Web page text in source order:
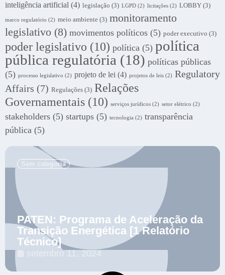
inteligência artificial (4) legislação (3) LGPD (2) licitações (2) LOBBY (3)
marco regulatório (2) meio ambiente (3) monitoramento
legislativo (8) movimentos políticos (5) poder executivo (3)
poder legislativo (10) política (5) política
pública regulatória (18) políticas públicas
(5) processo legislativo (2) projeto de lei (4) projetos de leis (2) Regulatory
Affairs (7) Regulações (3) Relações
Governamentais (10) serviços jurídicos (2) setor elétrico (2)
stakeholders (5) startups (5) tecnologia (2) transparência
pública (5)
Sem categoria
PATEN: Programa de Aceleração da
Transição Energética [1 Relatório
Técnico]
setembro 11, 2024